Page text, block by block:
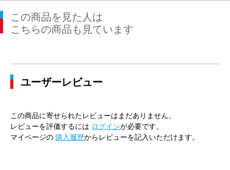
この商品を見た人は
こちらの商品も見ています
ユーザーレビュー
この商品に寄せられたレビューはまだありません。
レビューを評価するには ログインが必要です。
マイページの 購入履歴からレビューを記入いただけます。